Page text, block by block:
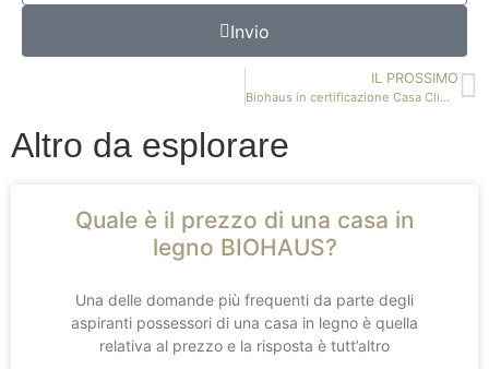
Invio
IL PROSSIMO
Biohaus in certificazione Casa Clima – Brescia
Altro da esplorare
Quale è il prezzo di una casa in
legno BIOHAUS?
Una delle domande più frequenti da parte degli
aspiranti possessori di una casa in legno è quella
relativa al prezzo e la risposta è tutt’altro